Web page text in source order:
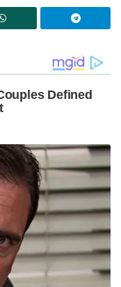
താരം
യാതൊരു
മഞ്ജു
താരം
എന്ന ചിന്ത